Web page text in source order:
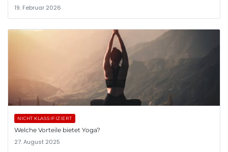
19. Februar 2026
NICHT KLASSIFIZIERT
Welche Vorteile bietet Yoga?
27. August 2025